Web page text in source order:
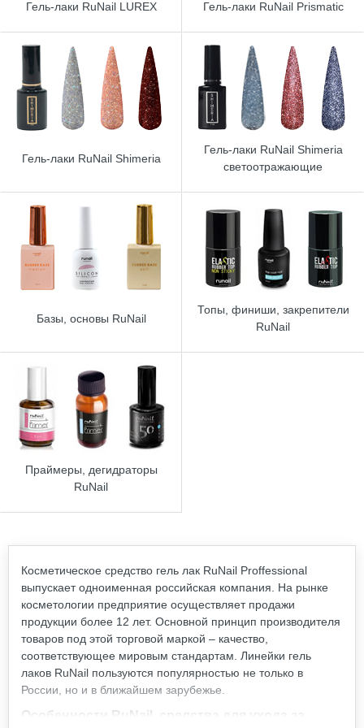
Гель-лаки RuNail LUREX Гель-лаки RuNail Prismatic
Гель-лаки RuNail Shimeria
Гель-лаки RuNail Shimeria
светоотражающие
Базы, основы RuNail
Топы, финиши, закрепители
RuNail
Праймеры, дегидраторы
RuNail
Косметическое средство гель лак RuNail Proffessional
выпускает одноименная российская компания. На рынке
косметологии предприятие осуществляет продажи
продукции более 12 лет. Основной принцип производителя
товаров под этой торговой маркой – качество,
соответствующее мировым стандартам. Линейки гель
лаков RuNail пользуются популярностью не только в
России, но и в ближайшем зарубежье.
Особенности RuNail, средства для ухода за